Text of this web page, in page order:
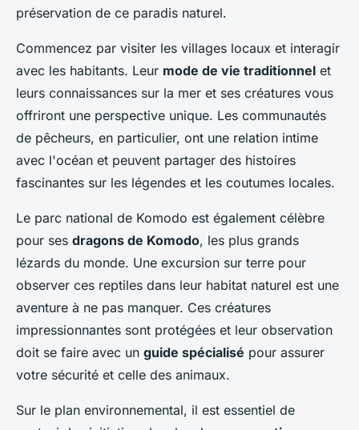
préservation de ce paradis naturel.
Commencez par visiter les villages locaux et interagir
avec les habitants. Leur mode de vie traditionnel et
leurs connaissances sur la mer et ses créatures vous
offriront une perspective unique. Les communautés
de pêcheurs, en particulier, ont une relation intime
avec l'océan et peuvent partager des histoires
fascinantes sur les légendes et les coutumes locales.
Le parc national de Komodo est également célèbre
pour ses dragons de Komodo, les plus grands
lézards du monde. Une excursion sur terre pour
observer ces reptiles dans leur habitat naturel est une
aventure à ne pas manquer. Ces créatures
impressionnantes sont protégées et leur observation
doit se faire avec un guide spécialisé pour assurer
votre sécurité et celle des animaux.
Sur le plan environnemental, il est essentiel de